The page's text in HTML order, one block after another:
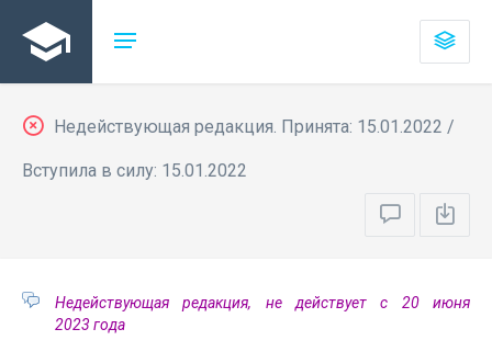
Недействующая редакция. Принята: 15.01.2022 /
Вступила в силу: 15.01.2022
Недействующая редакция, не действует с 20 июня
2023 года